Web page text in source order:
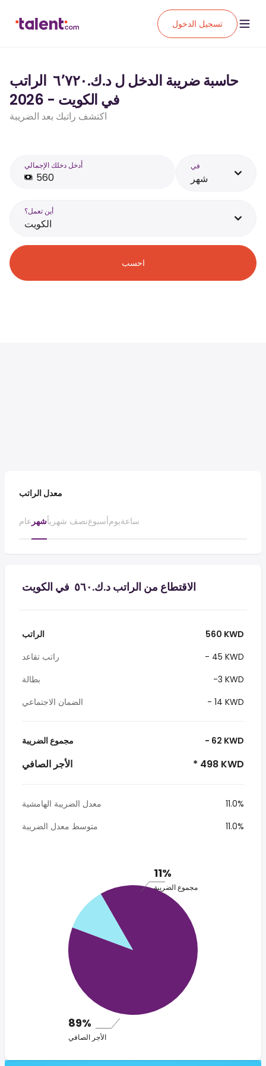
تسجيل الدخول
حاسبة ضريبة الدخل ل د.ك.‏٦٬٧٢٠ ‏ الراتب
في الكويت - 2026
اكتشف راتبك بعد الضريبة
أَدخل دخلك الإجمالي في
شهر
أين تعمل؟
الكويت
احسب
معدل الراتب
عام شهرنصف شهرياًأسبوعيومساعة
الاقتطاع من الراتب د.ك.‏٥٦٠ ‏ في الكويت
الراتب
560 KWD
راتب تقاعد
- 45 KWD
بطالة
-3 KWD
الضمان الاجتماعي
- 14 KWD
مجموع الضريبة - 62 KWD
الأجر الصافي * 498 KWD
معدل الضريبة الهامشية
11.0%
متوسط معدل الضريبة
11.0%
11%
مجموع الضريبة
89%
الأجر الصافي